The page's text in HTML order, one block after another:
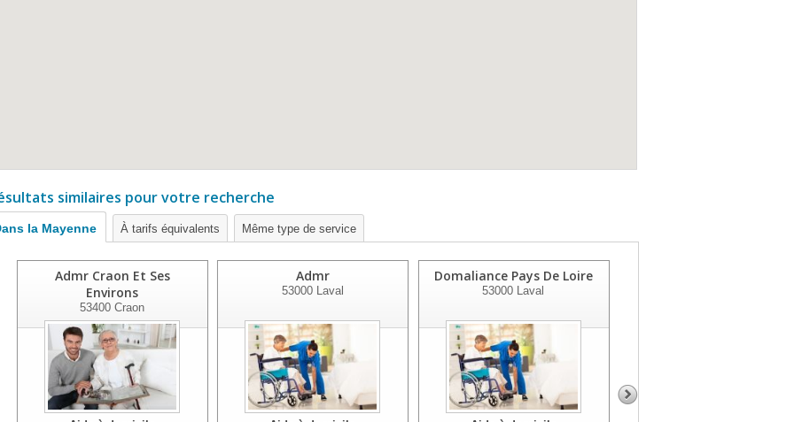
similaires pour votre recherche
la Mayenne À tarifs équivalents Même type de service
Admr Craon Et Ses
Environs
53400 Craon
Admr
53000Laval
Domaliance Pays De Loire
53000 Laval